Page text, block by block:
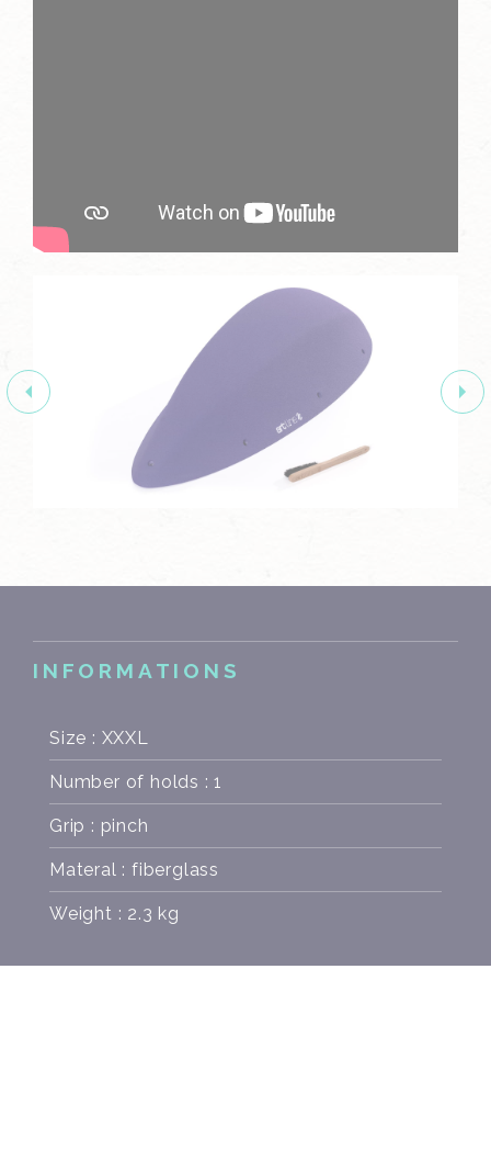
INFORMATIONS
Size : XXXL
Number of holds : 1
Grip : pinch
Materal : fiberglass
Weight : 2.3 kg